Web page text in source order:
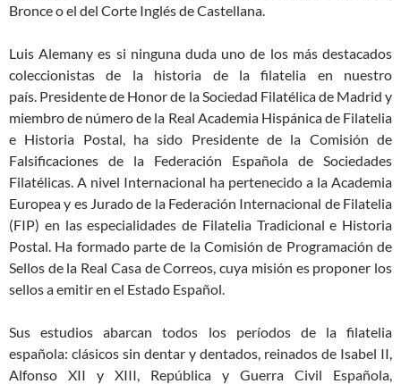
Bronce o el del Corte Inglés de Castellana.
Luis Alemany es si ninguna duda uno de los más destacados
coleccionistas de la historia de la filatelia en nuestro
país. Presidente de Honor de la Sociedad Filatélica de Madrid y
miembro de número de la Real Academia Hispánica de Filatelia
e Historia Postal, ha sido Presidente de la Comisión de
Falsificaciones de la Federación Española de Sociedades
Filatélicas. A nivel Internacional ha pertenecido a la Academia
Europea y es Jurado de la Federación Internacional de Filatelia
(FIP) en las especialidades de Filatelia Tradicional e Historia
Postal. Ha formado parte de la Comisión de Programación de
Sellos de la Real Casa de Correos, cuya misión es proponer los
sellos a emitir en el Estado Español.
Sus estudios abarcan todos los períodos de la filatelia
española: clásicos sin dentar y dentados, reinados de Isabel II,
Alfonso XII y XIII, República y Guerra Civil Española,